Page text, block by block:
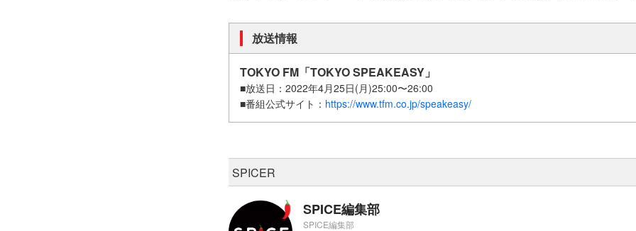
放送情報
TOKYO FM「TOKYO SPEAKEASY」
■放送日：2022年4月25日(月)25:00〜26:00
■番組公式サイト： https://www.tfm.co.jp/speakeasy/
SPICER
SPICE編集部
SPICE編集部